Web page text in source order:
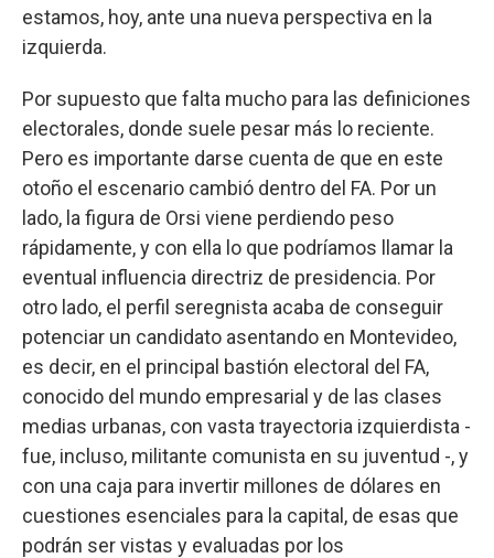
estamos, hoy, ante una nueva perspectiva en la
izquierda.
Por supuesto que falta mucho para las definiciones
electorales, donde suele pesar más lo reciente.
Pero es importante darse cuenta de que en este
otoño el escenario cambió dentro del FA. Por un
lado, la figura de Orsi viene perdiendo peso
rápidamente, y con ella lo que podríamos llamar la
eventual influencia directriz de presidencia. Por
otro lado, el perfil seregnista acaba de conseguir
potenciar un candidato asentando en Montevideo,
es decir, en el principal bastión electoral del FA,
conocido del mundo empresarial y de las clases
medias urbanas, con vasta trayectoria izquierdista -
fue, incluso, militante comunista en su juventud -, y
con una caja para invertir millones de dólares en
cuestiones esenciales para la capital, de esas que
podrán ser vistas y evaluadas por los